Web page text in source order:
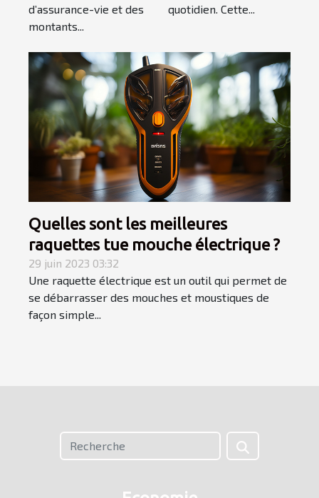
d’assurance-vie et des
montants...
quotidien. Cette...
Quelles sont les meilleures
raquettes tue mouche électrique ?
29 juin 2023 03:32
Une raquette électrique est un outil qui permet de
se débarrasser des mouches et moustiques de
façon simple...